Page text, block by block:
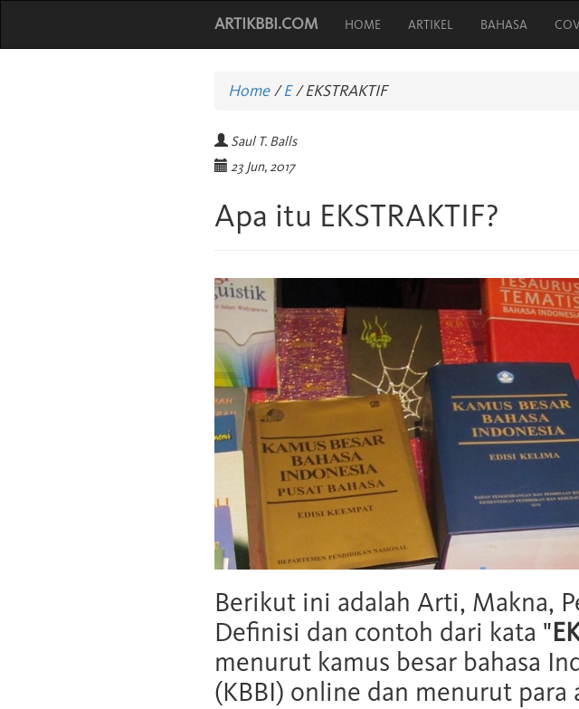
ARTIKBBI.COM HOME ARTIKEL BAHASA
Home/E /EKSTRAKTIF
Saul T. Balls
23 Jun, 2017
Apa itu EKSTRAKTIF?
Berikut ini adalah Arti, Makna,
Definisi dan contoh dari kata "
menurut kamus besar bahasa
(KBBI) online dan menurut para